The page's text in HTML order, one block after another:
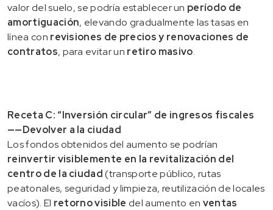
valor del suelo, se podría establecer un período de
amortiguación, elevando gradualmente las tasas en
línea con revisiones de precios y renovaciones de
contratos, para evitar un retiro masivo.
Receta C: “Inversión circular” de ingresos fiscales
——Devolver a la ciudad
Los fondos obtenidos del aumento se podrían
reinvertir visiblemente en la revitalización del
centro de la ciudad(transporte público, rutas
peatonales, seguridad y limpieza, reutilización de locales
vacíos). El retorno visible del aumento en ventas